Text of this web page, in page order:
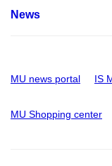
News
MU news portal IS
MU Shopping center